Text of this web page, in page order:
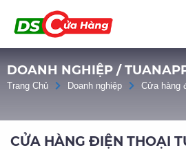
DOANH NGHIỆP /
Trang Chủ Doanh nghiệp Cửa hàng
CỬA HÀNG ĐIỆN THOẠI